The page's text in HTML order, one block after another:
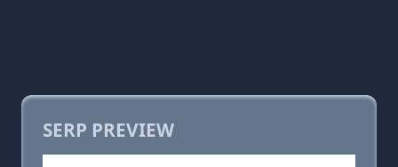
SERP PREVIEW